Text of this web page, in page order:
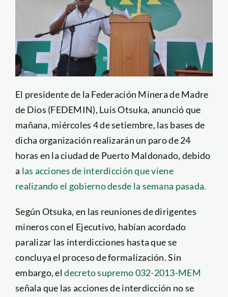
El presidente de la Federación Minera de Madre
de Dios (FEDEMIN), Luis Otsuka, anunció que
mañana, miércoles 4 de setiembre, las bases de
dicha organización realizarán un paro de 24
horas en la ciudad de Puerto Maldonado, debido
a las acciones de interdicción que viene
realizando el gobierno desde la semana pasada.
Según Otsuka, en las reuniones de dirigentes
mineros con el Ejecutivo, habían acordado
paralizar las interdicciones hasta que se
concluya el proceso de formalización. Sin
embargo, eldecreto supremo 032-2013-MEM
señala que las acciones de interdicción no se